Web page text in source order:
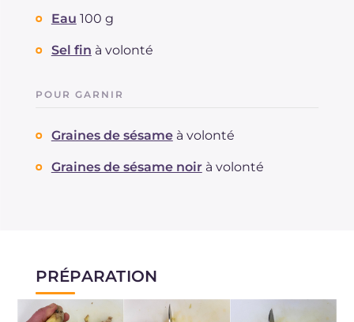
Eau 100 g
Sel fin à volonté
POUR GARNIR
Graines de sésame à volonté
Graines de sésame noir à volonté
PRÉPARATION